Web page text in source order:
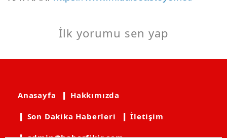
İlk yorumu sen yap
Anasayfa ❙ Hakkımızda
❙ Son Dakika Haberleri ❙ İletişim